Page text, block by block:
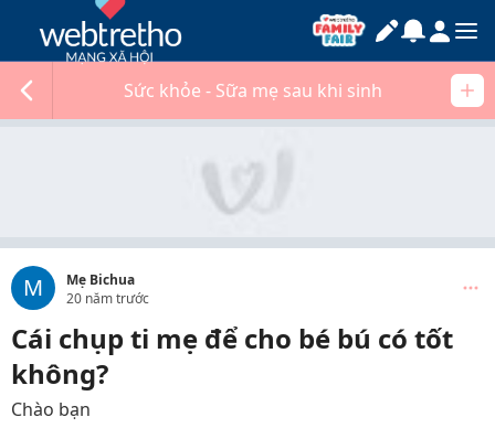
Sức khỏe - Sữa mẹ sau khi sinh
M
Mẹ Bichua
20 năm trước
Cái chụp ti mẹ để cho bé bú có tốt
không?
Chào bạn